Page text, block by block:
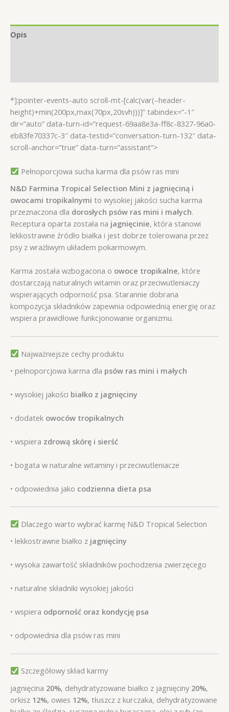
psa
rasy
Opis
*]:pointer-events-auto scroll-mt-[calc(var(–header-
height)+min(200px,max(70px,20svh)))]” tabindex=”-1″
dir=”auto” data-turn-id=”request-69aa8e3a-ff8c-8327-96a0-
eb83fe70337c-3″ data-testid=”conversation-turn-132″ data-
scroll-anchor=”true” data-turn=”assistant”>
Pełnoporcjowa sucha karma dla psów ras mini
N&D Farmina Tropical Selection Mini z jagnięciną i
owocami tropikalnymi to wysokiej jakości sucha karma
przeznaczona dla dorosłych psów ras mini i małych.
Receptura oparta została na jagnięcinie, która stanowi
lekkostrawne źródło białka i jest dobrze tolerowana przez
psy z wrażliwym układem pokarmowym.
Karma została wzbogacona o owoce tropikalne, które
dostarczają naturalnych witamin oraz przeciwutleniaczy
wspierających odporność psa. Starannie dobrana
kompozycja składników zapewnia odpowiednią energię oraz
wspiera prawidłowe funkcjonowanie organizmu.
Najważniejsze cechy produktu
• pełnoporcjowa karma dla psów ras mini i małych
• wysokiej jakości białko z jagnięciny
• dodatek owoców tropikalnych
• wspiera zdrową skórę i sierść
• bogata w naturalne witaminy i przeciwutleniacze
• odpowiednia jako codzienna dieta psa
Dlaczego warto wybrać karmę N&D Tropical Selection
• lekkostrawne białko z jagnięciny
• wysoka zawartość składników pochodzenia zwierzęcego
• naturalne składniki wysokiej jakości
• wspiera odporność oraz kondycję psa
• odpowiednia dla psów ras mini
Szczegółowy skład karmy
jagnięcina 20%, dehydratyzowane białko z jagnięciny 20%,
orkisz 12%, owies 12%, tłuszcz z kurczaka, dehydratyzowane